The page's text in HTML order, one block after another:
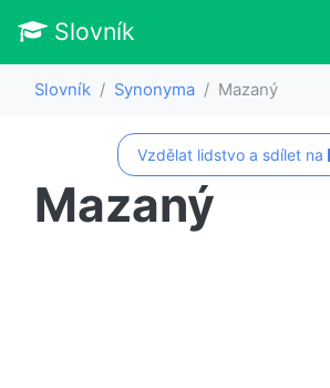
Slovník
Slovník Synonyma Mazaný
Vzdělat lidstvo a sdílet na
Mazaný